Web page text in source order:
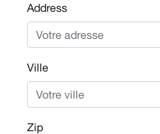
Address
Ville
Zip